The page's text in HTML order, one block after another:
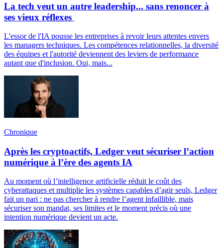
La tech veut un autre leadership... sans renoncer à
ses vieux réflexes
L'essor de l'IA pousse les entreprises à revoir leurs attentes envers
les managers techniques. Les compétences relationnelles, la diversité
des équipes et l'autorité deviennent des leviers de performance
autant que d'inclusion. Oui, mais...
Chronique
Après les cryptoactifs, Ledger veut sécuriser l’action
numérique à l’ère des agents IA
Au moment où l’intelligence artificielle réduit le coût des
cyberattaques et multiplie les systèmes capables d’agir seuls, Ledger
fait un pari : ne pas chercher à rendre l’agent infaillible, mais
sécuriser son mandat, ses limites et le moment précis où une
intention numérique devient un acte.